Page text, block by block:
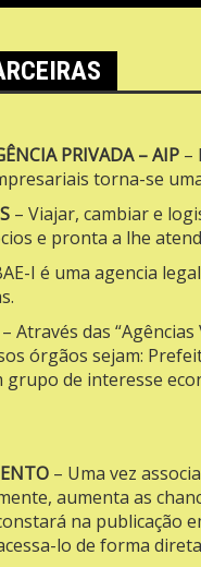
PRIVADA – AIP –
torna-se
– Viajar, cambiar e
e pronta a lhe
I é uma agencia
– Através das
órgãos sejam:
de interesse
– Uma vez
aumenta as
na publicação
lo de forma